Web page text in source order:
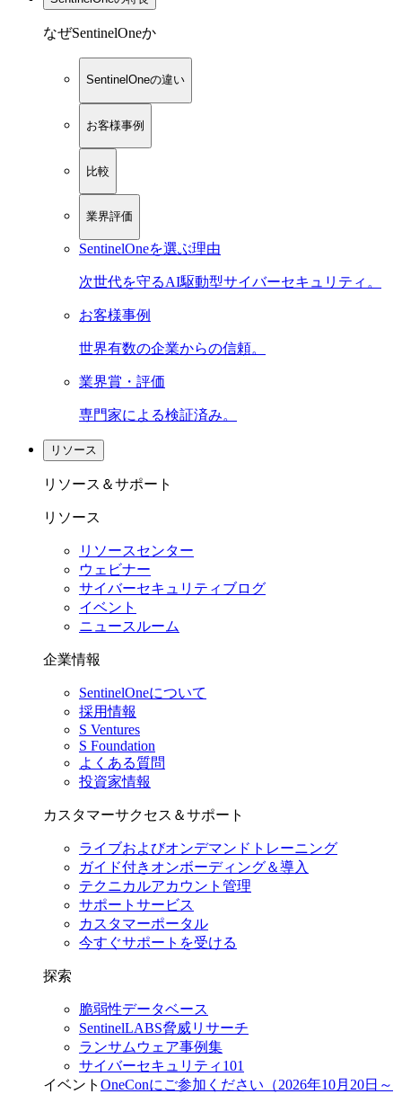
なぜSentinelOneか
SentinelOneの違い
お客様事例
比較
業界評価
SentinelOneを選ぶ理由
次世代を守るAI駆動型サイバーセキュリティ。
お客様事例
世界有数の企業からの信頼。
業界賞・評価
専門家による検証済み。
リソース
リソース＆サポート
リソース
リソースセンター
ウェビナー
サイバーセキュリティブログ
イベント
ニュースルーム
企業情報
SentinelOneについて
採用情報
S Ventures
S Foundation
よくある質問
投資家情報
カスタマーサクセス＆サポート
ライブおよびオンデマンドトレーニング
ガイド付きオンボーディング＆導入
テクニカルアカウント管理
サポートサービス
カスタマーポータル
今すぐサポートを受ける
探索
脆弱性データベース
SentinelLABS脅威リサーチ
ランサムウェア事例集
サイバーセキュリティ101
イベント OneConにご参加ください（2026年10月20日～